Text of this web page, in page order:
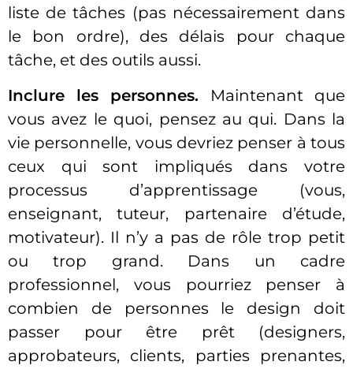
liste de tâches (pas nécessairement dans
le bon ordre), des délais pour chaque
tâche, et des outils aussi.
Inclure les personnes. Maintenant que
vous avez le quoi, pensez au qui. Dans la
vie personnelle, vous devriez penser à tous
ceux qui sont impliqués dans votre
processus d’apprentissage (vous,
enseignant, tuteur, partenaire d’étude,
motivateur). Il n’y a pas de rôle trop petit
ou trop grand. Dans un cadre
professionnel, vous pourriez penser à
combien de personnes le design doit
passer pour être prêt (designers,
approbateurs, clients, parties prenantes,